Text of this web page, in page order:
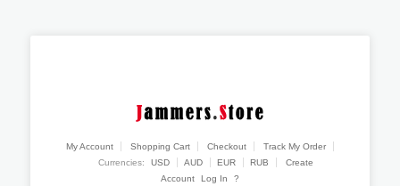
My Account Shopping Cart Checkout
Track My Order
Currencies:
USD AUD EUR RUB
Create
Account
Log In ?